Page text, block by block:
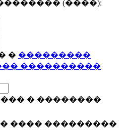
(����):
� ���������
����������
� ��������
���� ���������